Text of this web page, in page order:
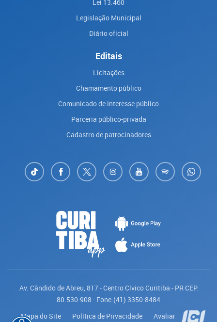
Lei 13.460
Legislação Municipal
Diário oficial
Editais
Licitações
Chamamento público
Comunicado de interesse público
Parceria público-privada
Cadastro de patrocinadores
Av. Cândido de Abreu, 817 - Centro Cívico Curitiba - PR CEP:
80.530-908 - Fone:(41) 3350-8484
Mapa do Site
Política de Privacidade Avaliar
Saiba mais